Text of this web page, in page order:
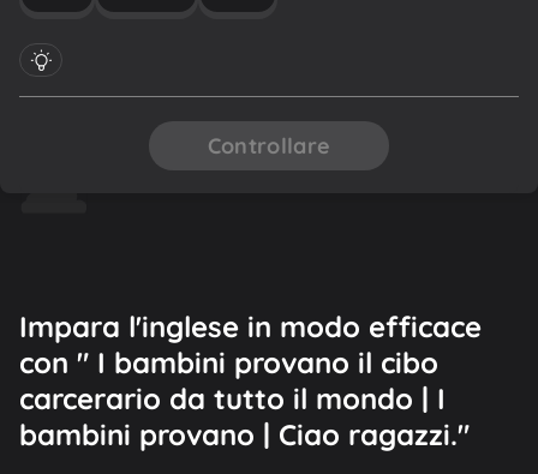
Controllare
Impara l'inglese in modo efficace
con " I bambini provano il cibo
carcerario da tutto il mondo | I
bambini provano | Ciao ragazzi."